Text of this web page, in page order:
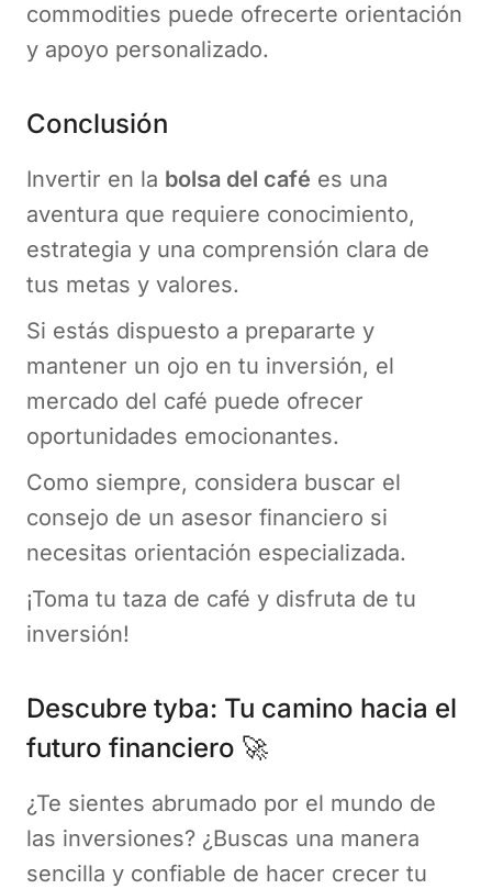
commodities puede ofrecerte orientación
y apoyo personalizado.
Conclusión
Invertir en la bolsa del café es una
aventura que requiere conocimiento,
estrategia y una comprensión clara de
tus metas y valores.
Si estás dispuesto a prepararte y
mantener un ojo en tu inversión, el
mercado del café puede ofrecer
oportunidades emocionantes.
Como siempre, considera buscar el
consejo de un asesor financiero si
necesitas orientación especializada.
¡Toma tu taza de café y disfruta de tu
inversión!
Descubre tyba: Tu camino hacia el
futuro financiero 🚀
¿Te sientes abrumado por el mundo de
las inversiones? ¿Buscas una manera
sencilla y confiable de hacer crecer tu